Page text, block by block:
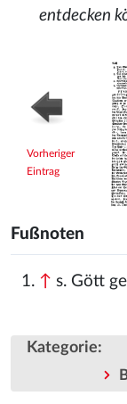
entdecken
Vorheriger
Eintrag
Fußnoten
↑ s. Gött
Kategorie: